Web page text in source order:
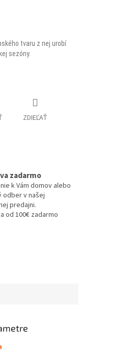
tvaru z nej urobí
sezóny.
ZDIEĽAŤ
zadarmo
k Vám domov alebo
odber v našej
predajni.
od 100€ zadarmo